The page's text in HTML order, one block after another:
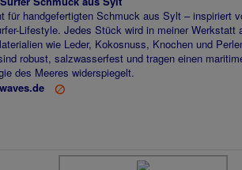
für handgefertigten Schmuck aus Sylt – inspiriert
Lifestyle. Jedes Stück wird in meiner Werkstatt
wie Leder, Kokosnuss, Knochen und
robust, salzwasserfest und tragen einen
des Meeres widerspiegelt.